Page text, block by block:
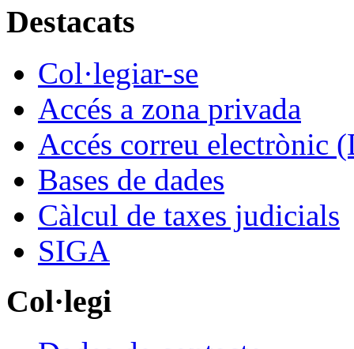
Destacats
Col·legiar-se
Accés a zona privada
Accés correu electrònic
Bases de dades
Càlcul de taxes judicials
SIGA
Col·legi